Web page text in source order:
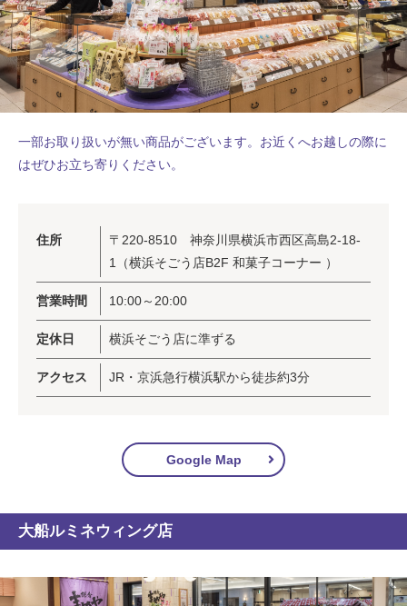
一部お取り扱いが無い商品がございます。お近くへお越しの際に
はぜひお立ち寄りください。
住所
〒220-8510 神奈川県横浜市西区高島2-18-
1（横浜そごう店B2F 和菓子コーナー ）
営業時間 10:00～20:00
定休日 横浜そごう店に準ずる
アクセス JR・京浜急行横浜駅から徒歩約3分
Google Map
大船ルミネウィング店